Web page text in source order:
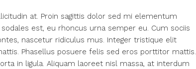
at. Proin sagittis dolor sed mi elementum
est, eu rhoncus urna semper eu. Cum sociis
nascetur ridiculus mus. Integer tristique elit
Phasellus posuere felis sed eros porttitor mattis.
in ligula. Aliquam laoreet nisl massa, at interdum